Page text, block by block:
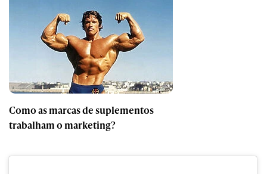
Como as marcas de suplementos
trabalham o marketing?